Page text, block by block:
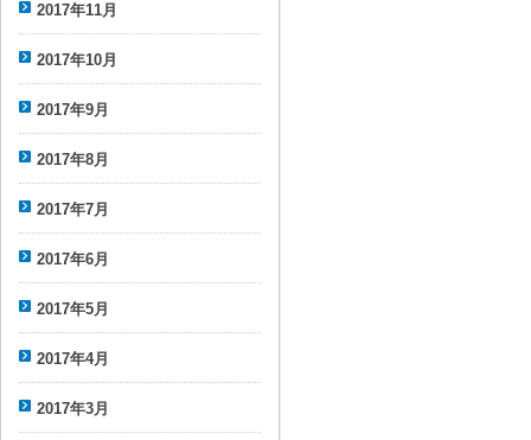
2017年11月
2017年10月
2017年9月
2017年8月
2017年7月
2017年6月
2017年5月
2017年4月
2017年3月